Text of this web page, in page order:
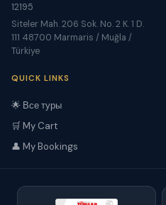
12195
Siteler Mah. 206 Sok. No. 2 K. 1 D.
111 48700 Marmaris / Muğla /
Türkiye
QUICK LINKS
🌟 Все туры
🛒 My Cart
👤 My Bookings